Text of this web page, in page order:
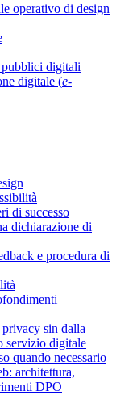
operativo di design
pubblici digitali
digitale (e-
di successo
dichiarazione di
e procedura di
sin dalla
servizio digitale
quando necessario
architettura,
DPO